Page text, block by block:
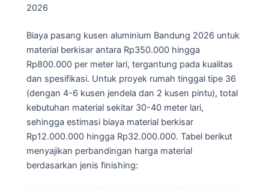
2026
Biaya pasang kusen aluminium Bandung 2026 untuk
material berkisar antara Rp350.000 hingga
Rp800.000 per meter lari, tergantung pada kualitas
dan spesifikasi. Untuk proyek rumah tinggal tipe 36
(dengan 4-6 kusen jendela dan 2 kusen pintu), total
kebutuhan material sekitar 30-40 meter lari,
sehingga estimasi biaya material berkisar
Rp12.000.000 hingga Rp32.000.000. Tabel berikut
menyajikan perbandingan harga material
berdasarkan jenis finishing: